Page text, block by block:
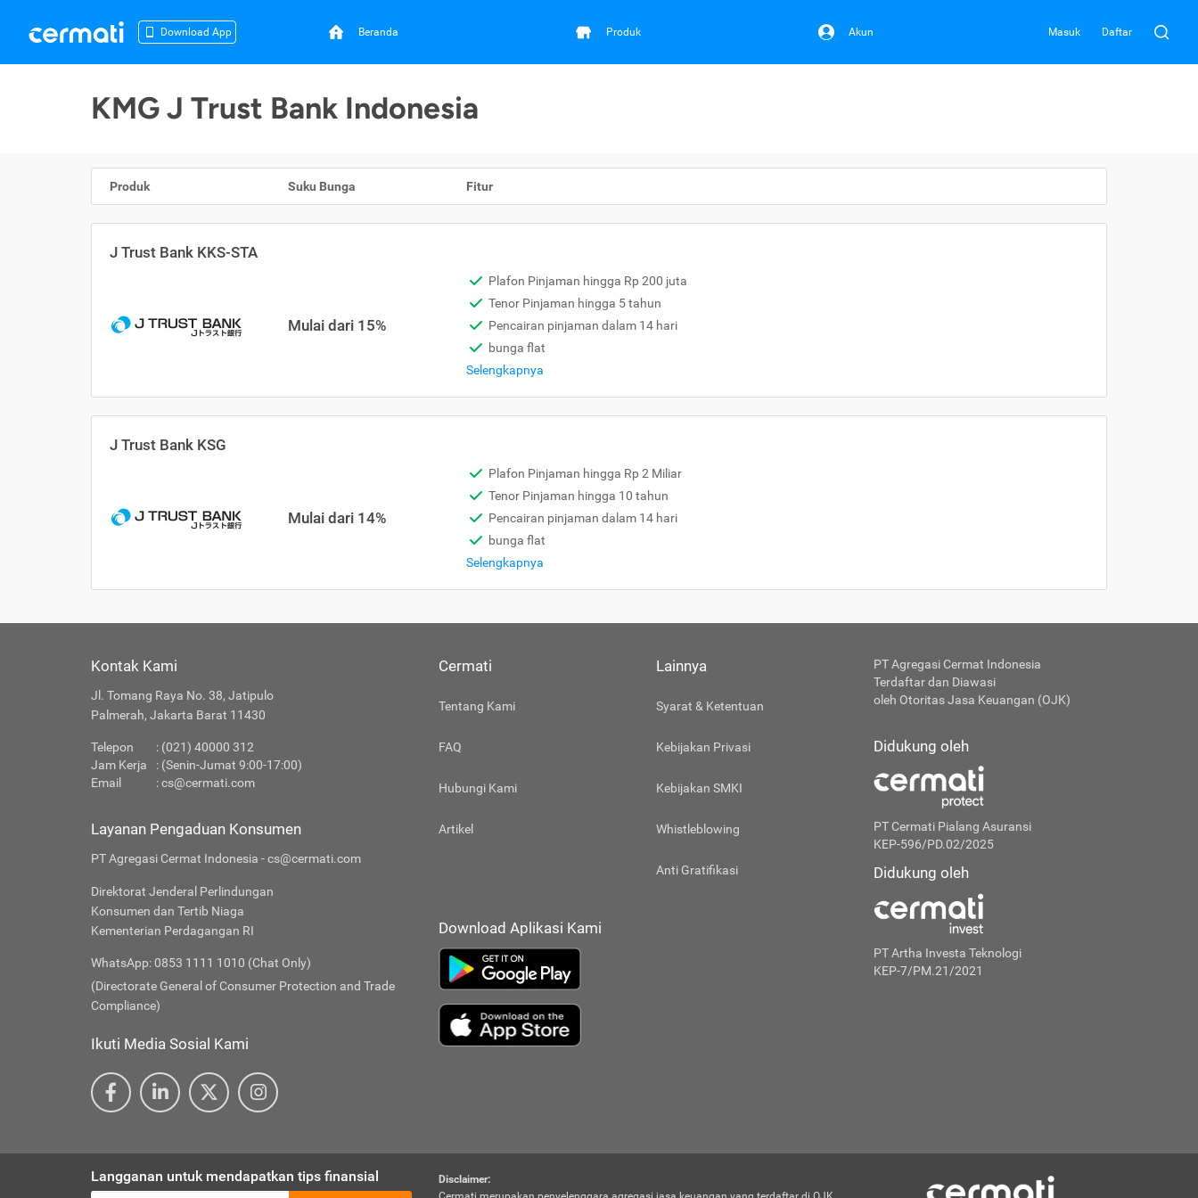
Download App Beranda Produk Akun Masuk Daftar
KMG J Trust Bank Indonesia
Produk Suku Bunga Fitur
J Trust Bank KKS-STA
Mulai dari 15%
Plafon Pinjaman hingga Rp 200 juta
Tenor Pinjaman hingga 5 tahun
Pencairan pinjaman dalam 14 hari
bunga flat
Selengkapnya
J Trust Bank KSG
Mulai dari 14%
Plafon Pinjaman hingga Rp 2 Miliar
Tenor Pinjaman hingga 10 tahun
Pencairan pinjaman dalam 14 hari
bunga flat
Selengkapnya
Kontak Kami
Jl. Tomang Raya No. 38, Jatipulo
Palmerah, Jakarta Barat 11430
Telepon
: (021) 40000 312
Jam Kerja
: (Senin-Jumat 9:00-17:00)
Email
:cs@cermati.com
Layanan Pengaduan Konsumen
PT Agregasi Cermat Indonesia - cs@cermati.com
Direktorat Jenderal Perlindungan
Konsumen dan Tertib Niaga
Kementerian Perdagangan RI
WhatsApp: 0853 1111 1010 (Chat Only)
(Directorate General of Consumer Protection and Trade
Compliance)
Ikuti Media Sosial Kami
Cermati
Tentang Kami
FAQ
Hubungi Kami
Artikel
Lainnya
Syarat & Ketentuan
Kebijakan Privasi
Kebijakan SMKI
Whistleblowing
Anti Gratifikasi
Download Aplikasi Kami
PT Agregasi Cermat Indonesia
Terdaftar dan Diawasi
oleh Otoritas Jasa Keuangan (OJK)
Didukung oleh
PT Cermati Pialang Asuransi
KEP-596/PD.02/2025
Didukung oleh
PT Artha Investa Teknologi
KEP-7/PM.21/2021
Langganan untuk mendapatkan tips finansial
Disclaimer: